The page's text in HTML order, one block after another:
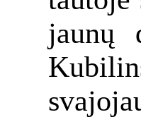
jaunų